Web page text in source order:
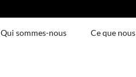
Qui sommes-nous Ce que